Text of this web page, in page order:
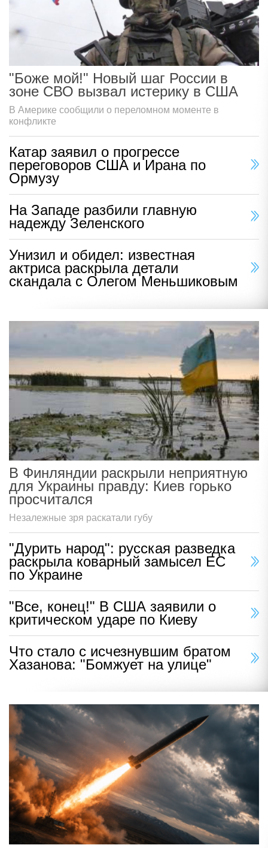
"Боже мой!" Новый шаг России в
зоне СВО вызвал истерику в США
В Америке сообщили о переломном моменте в
конфликте
Катар заявил о прогрессе
переговоров США и Ирана по
Ормузу
На Западе разбили главную
надежду Зеленского
Унизил и обидел: известная
актриса раскрыла детали
скандала с Олегом Меньшиковым
В Финляндии раскрыли неприятную
для Украины правду: Киев горько
просчитался
Незалежные зря раскатали губу
"Дурить народ": русская разведка
раскрыла коварный замысел ЕС
по Украине
"Все, конец!" В США заявили о
критическом ударе по Киеву
Что стало с исчезнувшим братом
Хазанова: "Бомжует на улице"